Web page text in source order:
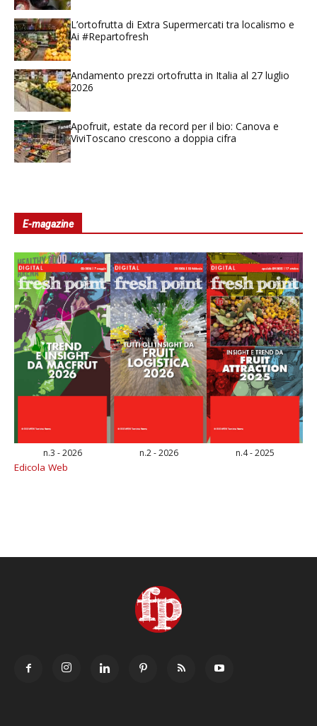
L’ortofrutta di Extra Supermercati tra localismo e
Ai #Repartofresh
Andamento prezzi ortofrutta in Italia al 27 luglio
2026
Apofruit, estate da record per il bio: Canova e
ViviToscano crescono a doppia cifra
E-magazine
n.3 - 2026 n.2 - 2026 n.4 - 2025
Edicola Web